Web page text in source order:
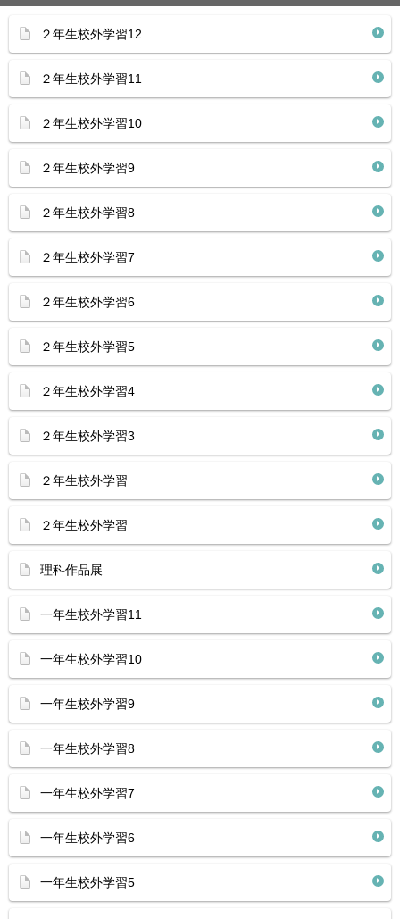
２年生校外学習12
２年生校外学習11
２年生校外学習10
２年生校外学習9
２年生校外学習8
２年生校外学習7
２年生校外学習6
２年生校外学習5
２年生校外学習4
２年生校外学習3
２年生校外学習
２年生校外学習
理科作品展
一年生校外学習11
一年生校外学習10
一年生校外学習9
一年生校外学習8
一年生校外学習7
一年生校外学習6
一年生校外学習5